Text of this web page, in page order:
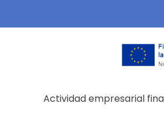
Actividad empresarial